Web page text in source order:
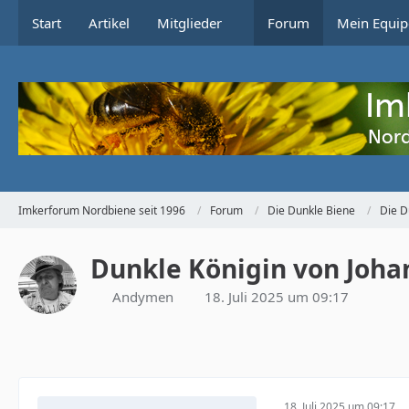
Start Artikel Mitglieder Forum Mein
Imkerforum Nordbiene seit 1996 Forum Die Dunkle Biene Die
Dunkle Königin von
Andymen 18. Juli 2025 um 09:17